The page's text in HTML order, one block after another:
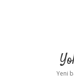
Yeni